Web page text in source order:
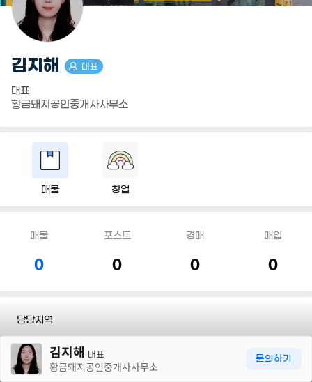
김지해 대표
대표
황금돼지공인중개사사무소
매물 창업
매물
0
포스트
0
경매
0
매입
0
담당지역
전화 김지해 대표
황금돼지공인중개사사무소
문의하기